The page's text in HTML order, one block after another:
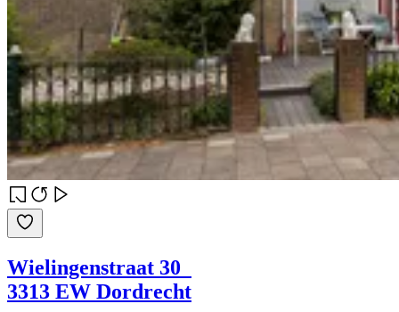
Wielingenstraat 30
3313 EW Dordrecht